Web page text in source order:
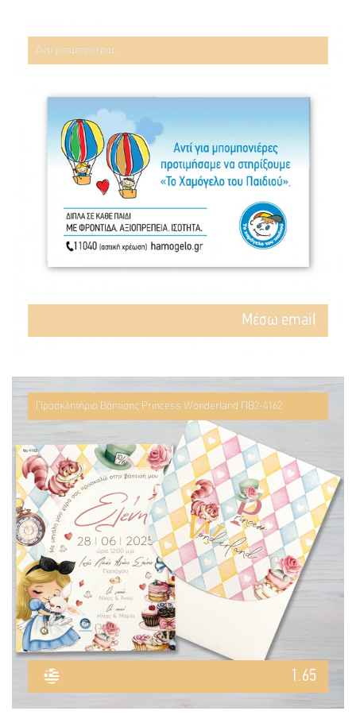
Αντί μπομπονιέρας
Mέσω email
Προσκλητήριο Βάπτισης Princess Wonderland ΠΒ2-4162
1.65